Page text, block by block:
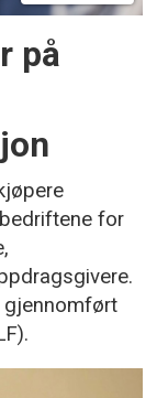
på
for
gjennomført